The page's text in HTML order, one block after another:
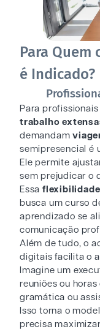
Para Quem
é Indicado?
Para
trabalho
demandam
semipresencial é
Ele permite
sem prejudicar o
Essa flexibilidade
busca um curso
aprendizado se
comunicação
Além de tudo, o
digitais facilita o
Imagine um
reuniões ou
gramática ou
Isso torna o
precisa